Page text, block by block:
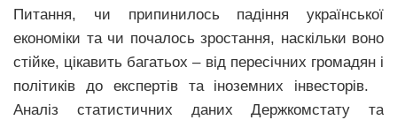
Питання, чи припинилось падіння української
економіки та чи почалось зростання, наскільки воно
стійке, цікавить багатьох – від пересічних громадян і
політиків до експертів та іноземних інвесторів.
Аналіз статистичних даних Держкомстату та